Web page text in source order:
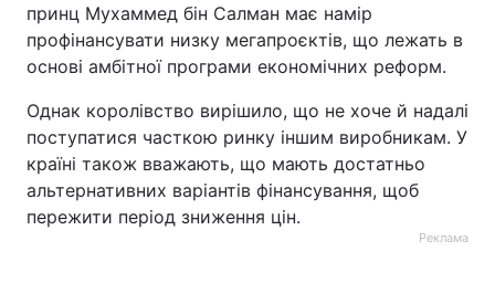
принц Мухаммед бін Салман має намір
профінансувати низку мегапроєктів, що лежать в
основі амбітної програми економічних реформ.
Однак королівство вирішило, що не хоче й надалі
поступатися часткою ринку іншим виробникам. У
країні також вважають, що мають достатньо
альтернативних варіантів фінансування, щоб
пережити період зниження цін.
Реклама